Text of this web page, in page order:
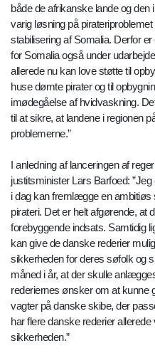
både de afrikanske lande og
varig løsning på
stabilisering af Somalia. Derfor
for Somalia også under
allerede nu kan love støtte til
huse dømte pirater og til
imødegåelse af hvidvaskning.
til at sikre, at landene i regionen
problemerne.”
I anledning af lanceringen af
justitsminister Lars Barfoed:
i dag kan fremlægge en ambitiøs
pirateri. Det er helt afgørende, at
forebyggende indsats. Samtidig
kan give de danske rederier
sikkerheden for deres søfolk og
måned i år, at der skulle
rederiernes ønsker om at kunne
vagter på danske skibe, der
har flere danske rederier
sikkerheden.”